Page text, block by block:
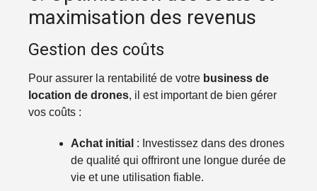
maximisation des revenus
Gestion des coûts
Pour assurer la rentabilité de votre business de
location de drones, il est important de bien gérer
vos coûts :
Achat initial : Investissez dans des drones
de qualité qui offriront une longue durée de
vie et une utilisation fiable.